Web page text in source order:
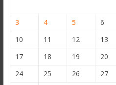
3
4 5 6
10
11 12 13
17
18 19 20
24
25 26 27